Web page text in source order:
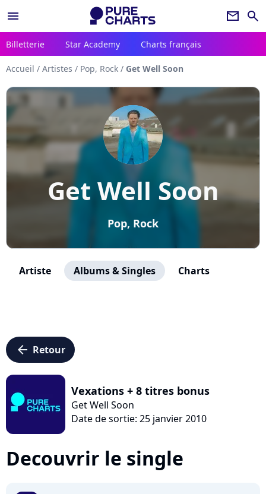
menu newsletter search
Billetterie Star Academy Charts français
Accueil / Artistes / Pop, Rock / Get Well Soon
Get Well Soon
Pop, Rock
Artiste Albums & Singles Charts
arrow_left Retour
Vexations + 8 titres bonus
Get Well Soon
Date de sortie: 25 janvier 2010
Decouvrir le single